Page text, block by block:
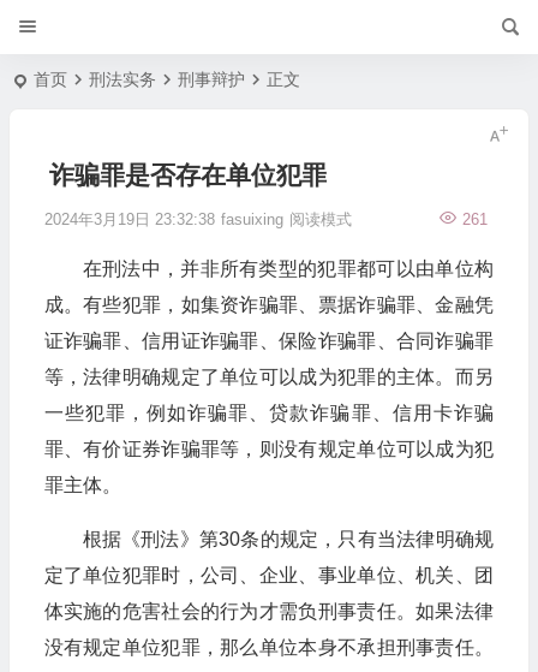
首页 刑法实务 刑事辩护 正文
诈骗罪是否存在单位犯罪
2024年3月19日 23:32:38 fasuixing 261
阅读模式
在刑法中，并非所有类型的犯罪都可以由单位构
成。有些犯罪，如集资诈骗罪、票据诈骗罪、金融凭
证诈骗罪、信用证诈骗罪、保险诈骗罪、合同诈骗罪
等，法律明确规定了单位可以成为犯罪的主体。而另
一些犯罪，例如诈骗罪、贷款诈骗罪、信用卡诈骗
罪、有价证券诈骗罪等，则没有规定单位可以成为犯
罪主体。
根据《刑法》第30条的规定，只有当法律明确规
定了单位犯罪时，公司、企业、事业单位、机关、团
体实施的危害社会的行为才需负刑事责任。如果法律
没有规定单位犯罪，那么单位本身不承担刑事责任。